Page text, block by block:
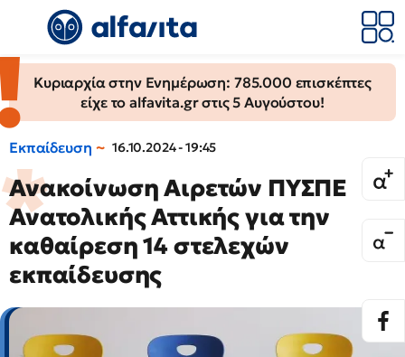
Κυριαρχία στην Ενημέρωση: 785.000 επισκέπτες
είχε το alfavita.gr στις 5 Αυγούστου!
Εκπαίδευση 16.10.2024 - 19:45
Ανακοίνωση Αιρετών ΠΥΣΠΕ
Ανατολικής Αττικής για την
καθαίρεση 14 στελεχών
εκπαίδευσης